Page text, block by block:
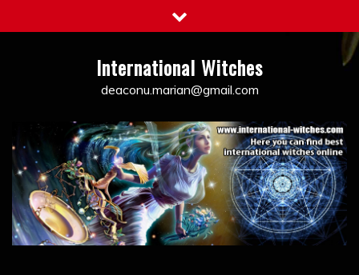
to
International Witches
deaconu.marian@gmail.com